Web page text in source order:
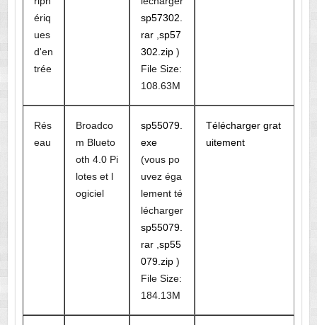
ériq
ues
d'en
trée
sp57302.
rar, sp57
302.zip)
File Size:
108.63M
Rés
eau
Broadco
m Blueto
oth 4.0 Pi
lotes et l
ogiciel
sp55079.
exe
(vous po
uvez éga
lement té
lécharger
sp55079.
rar, sp55
079.zip)
File Size:
184.13M
Télécharger grat
uitement